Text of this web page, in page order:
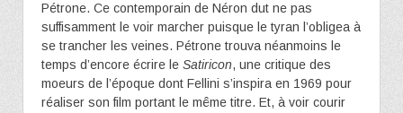
Pétrone. Ce contemporain de Néron dut ne pas
suffisamment le voir marcher puisque le tyran l’obligea à
se trancher les veines. Pétrone trouva néanmoins le
temps d’encore écrire le Satiricon, une critique des
moeurs de l’époque dont Fellini s’inspira en 1969 pour
réaliser son film portant le même titre. Et, à voir courir